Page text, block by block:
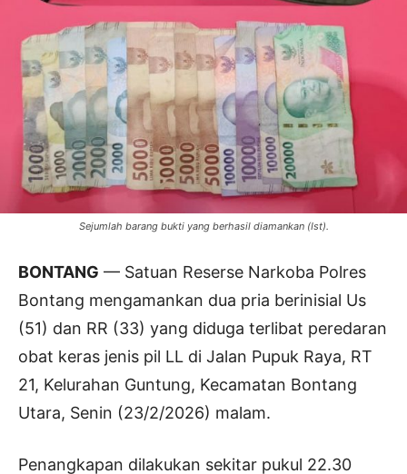
Sejumlah barang bukti yang berhasil diamankan (Ist).
BONTANG — Satuan Reserse Narkoba Polres
Bontang mengamankan dua pria berinisial Us
(51) dan RR (33) yang diduga terlibat peredaran
obat keras jenis pil LL di Jalan Pupuk Raya, RT
21, Kelurahan Guntung, Kecamatan Bontang
Utara, Senin (23/2/2026) malam.
Penangkapan dilakukan sekitar pukul 22.30